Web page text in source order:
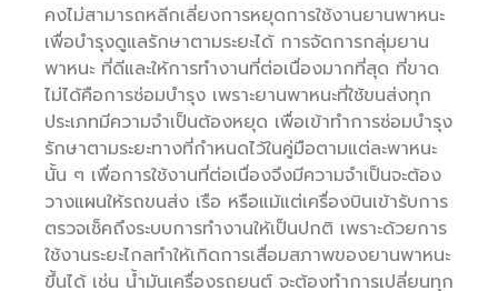
คงไม่สามารถหลีกเลี่ยงการหยุดการใช้งานยานพาหนะ
เพื่อบำรุงดูแลรักษาตามระยะได้ การจัดการกลุ่มยาน
พาหนะ ที่ดีและให้การทำงานที่ต่อเนื่องมากที่สุด ที่ขาด
ไม่ได้คือการซ่อมบำรุง เพราะยานพาหนะที่ใช้ขนส่งทุก
ประเภทมีความจำเป็นต้องหยุด เพื่อเข้าทำการซ่อมบำรุง
รักษาตามระยะทางที่กำหนดไว้ในคู่มือตามแต่ละพาหนะ
นั้น ๆ เพื่อการใช้งานที่ต่อเนื่องจึงมีความจำเป็นจะต้อง
วางแผนให้รถขนส่ง เรือ หรือแม้แต่เครื่องบินเข้ารับการ
ตรวจเช็คถึงระบบการทำงานให้เป็นปกติ เพราะด้วยการ
ใช้งานระยะไกลทำให้เกิดการเสื่อมสภาพของยานพาหนะ
ขึ้นได้ เช่น น้ำมันเครื่องรถยนต์ จะต้องทำการเปลี่ยนทุก